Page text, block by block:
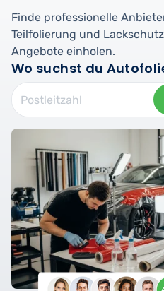
Finde professionelle
Teilfolierung und
Angebote einholen.
Wo suchst du